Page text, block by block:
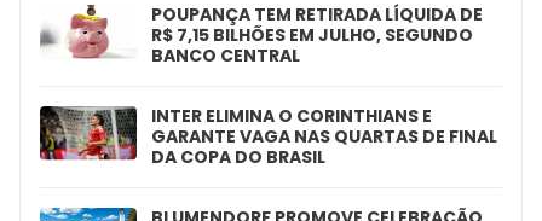
POUPANÇA TEM RETIRADA LÍQUIDA DE
R$ 7,15 BILHÕES EM JULHO, SEGUNDO
BANCO CENTRAL
INTER ELIMINA O CORINTHIANS E
GARANTE VAGA NAS QUARTAS DE FINAL
DA COPA DO BRASIL